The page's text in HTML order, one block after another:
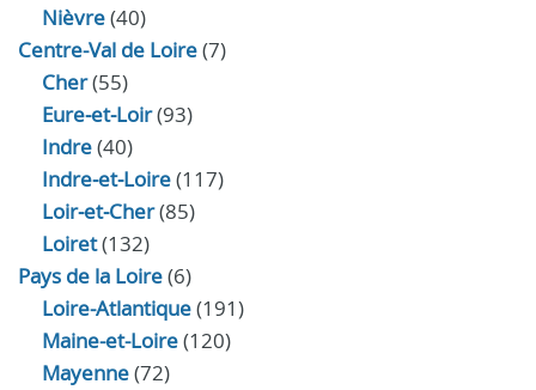
Nièvre(40)
Centre-Val de Loire(7)
Cher(55)
Eure‑et‑Loir(93)
Indre(40)
Indre‑et‑Loire(117)
Loir‑et‑Cher(85)
Loiret(132)
Pays de la Loire(6)
Loire-Atlantique(191)
Maine-et-Loire(120)
Mayenne(72)